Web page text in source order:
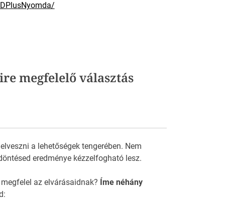
megfelelő választás
a lehetőségek tengerében. Nem
eredménye kézzelfogható lesz.
az elvárásaidnak? Íme néhány